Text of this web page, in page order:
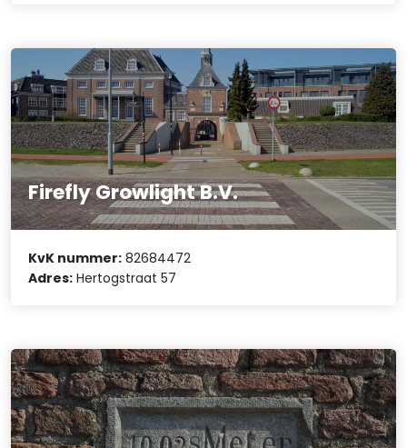
Firefly Growlight B.V.
KvK nummer: 82684472
Adres: Hertogstraat 57